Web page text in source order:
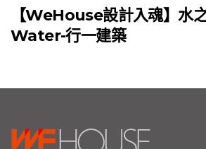
【WeHouse設計入魂】水
Water-行一建築